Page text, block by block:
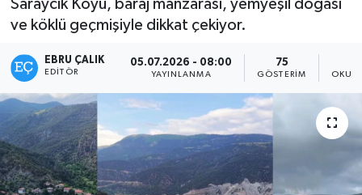
Saraycık Köyü, baraj manzarası, yemyeşil doğası
ve köklü geçmişiyle dikkat çekiyor.
EBRU ÇALIK
EDITÖR
05.07.2026 - 08:00
YAYINLANMA
75
GÖSTERIM
Yaşam
Süper Lig Puan Durumu ve Fikstür
Son Dakika Haberleri
Haber Arşivi